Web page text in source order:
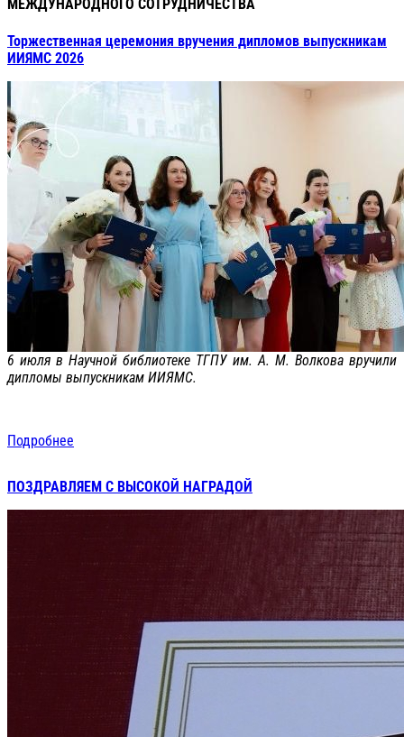
МЕЖДУНАРОДНОГО СОТРУДНИЧЕСТВА
Торжественная церемония вручения дипломов выпускникам
ИИЯМС 2026
6 июля в Научной библиотеке ТГПУ им. А. М. Волкова вручили
дипломы выпускникам ИИЯМС.
Подробнее
ПОЗДРАВЛЯЕМ С ВЫСОКОЙ НАГРАДОЙ